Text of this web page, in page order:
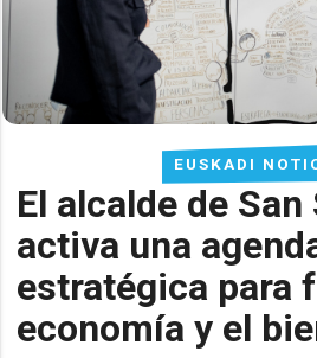
EUSKADI
El alcalde de
activa una
estratégica para
economía y el